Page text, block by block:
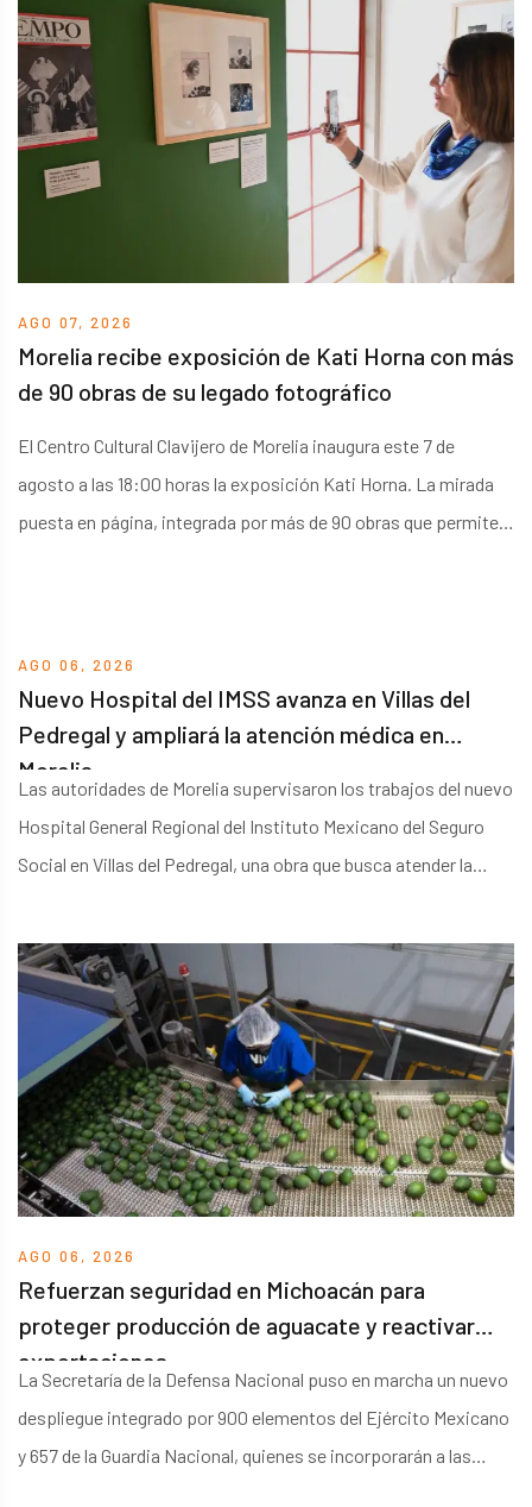
necesidades concretas de la entidad.
AGO 07, 2026
Morelia recibe exposición de Kati Horna con más
de 90 obras de su legado fotográfico
El Centro Cultural Clavijero de Morelia inaugura este 7 de
agosto a las 18:00 horas la exposición Kati Horna. La mirada
puesta en página, integrada por más de 90 obras que permiten
AGO 06, 2026
Nuevo Hospital del IMSS avanza en Villas del
Pedregal y ampliará la atención médica en
Morelia
Las autoridades de Morelia supervisaron los trabajos del nuevo
Hospital General Regional del Instituto Mexicano del Seguro
Social en Villas del Pedregal, una obra que busca atender la
municipios cercanos. El proyecto forma parte del Plan
Michoacán por la Paz y la Justicia y pretende fortalecer la
infraestructura hospitalaria disponible en la entidad.
AGO 06, 2026
Refuerzan seguridad en Michoacán para
proteger producción de aguacate y reactivar
exportaciones
La Secretaría de la Defensa Nacional puso en marcha un nuevo
despliegue integrado por 900 elementos del Ejército Mexicano
y 657 de la Guardia Nacional, quienes se incorporarán a las